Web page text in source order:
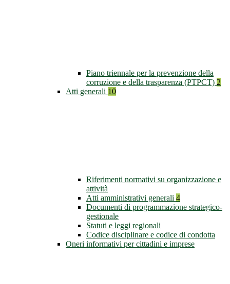
Piano triennale per la prevenzione della
corruzione e della trasparenza (PTPCT) 2
Atti generali 10
Riferimenti normativi su organizzazione e
attività
Atti amministrativi generali 4
Documenti di programmazione strategico-
gestionale
Statuti e leggi regionali
Codice disciplinare e codice di condotta
Oneri informativi per cittadini e imprese